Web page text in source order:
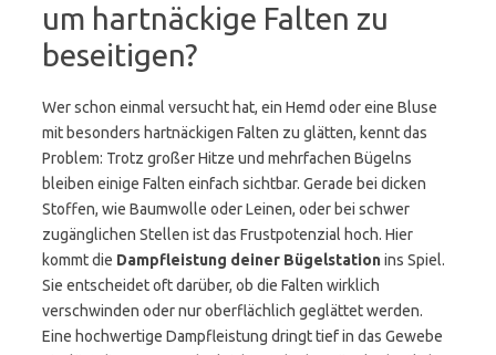
um hartnäckige Falten zu
beseitigen?
Wer schon einmal versucht hat, ein Hemd oder eine Bluse
mit besonders hartnäckigen Falten zu glätten, kennt das
Problem: Trotz großer Hitze und mehrfachen Bügelns
bleiben einige Falten einfach sichtbar. Gerade bei dicken
Stoffen, wie Baumwolle oder Leinen, oder bei schwer
zugänglichen Stellen ist das Frustpotenzial hoch. Hier
kommt die Dampfleistung deiner Bügelstationins Spiel.
Sie entscheidet oft darüber, ob die Falten wirklich
verschwinden oder nur oberflächlich geglättet werden.
Eine hochwertige Dampfleistung dringt tief in das Gewebe